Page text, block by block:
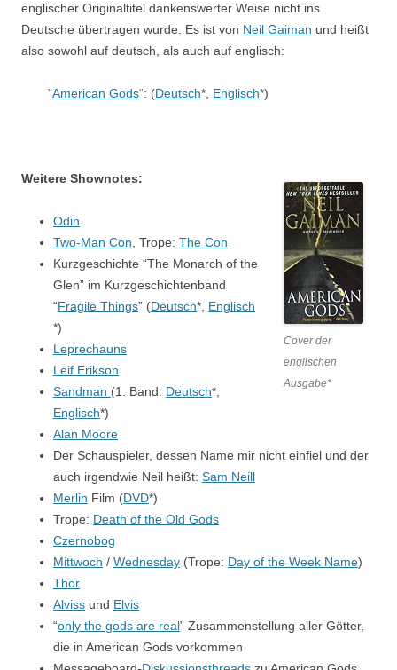
englischer Originaltitel dankenswerter Weise nicht ins
Deutsche übertragen wurde. Es ist von Neil Gaiman und heißt
also sowohl auf deutsch, als auch auf englisch:
“American Gods“: (Deutsch*, Englisch*)
Cover der
englischen
Ausgabe*
Weitere Shownotes:
Odin
Two-Man Con , Trope: The Con
Kurzgeschichte “The Monarch of the
Glen” im Kurzgeschichtenband
“Fragile Things” (Deutsch*, Englisch
*)
Leprechauns
Leif Erikson
Sandman (1. Band: Deutsch*,
Englisch*)
Alan Moore
Der Schauspieler, dessen Name mir nicht einfiel und der
auch irgendwie Neil heißt: Sam Neill
Merlin Film (DVD*)
Trope: Death of the Old Gods
Czernobog
Mittwoch / Wednesday (Trope: Day of the Week Name)
Thor
Alviss und Elvis
“only the gods are real” Zusammenstellung aller Götter,
die in American Gods vorkommen